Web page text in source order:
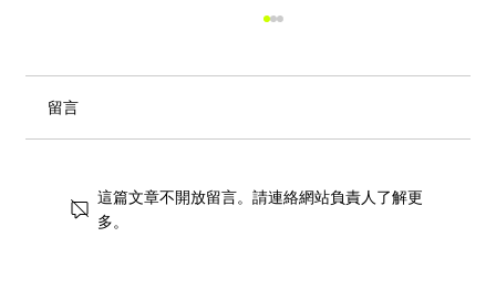
留言
這篇文章不開放留言。請連絡網站負責人了解更
多。